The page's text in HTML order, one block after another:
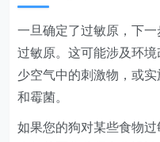
一旦确定了过敏原，下
过敏原。这可能涉及环
少空气中的刺激物，或
和霉菌。
如果您的狗对某些食物